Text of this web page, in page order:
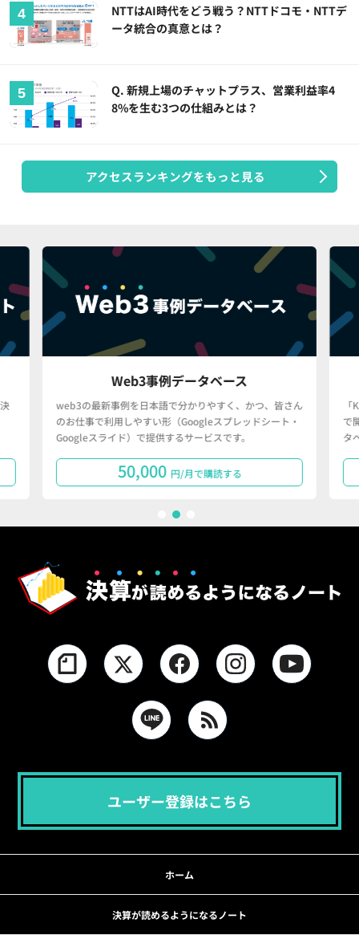
NTTはAI時代をどう戦う？NTTドコモ・NTTデ
ータ統合の真意とは？
Q. 新規上場のチャットプラス、営業利益率4
8%を生む3つの仕組みとは？
アクセスランキングをもっと見る
Web3事例データベース
web3の最新事例を日本語で分かりやすく、かつ、皆さん
のお仕事で利用しやすい形（Googleスプレッドシート・
Googleスライド）で提供するサービスです。
50,000 円/月で購読する
で
タ
ユーザー登録はこちら
ホーム
決算が読めるようになるノート